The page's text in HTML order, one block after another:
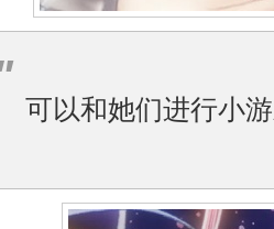
可以和她们进行小